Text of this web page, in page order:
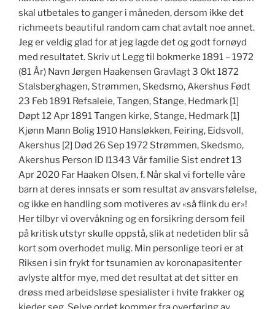
skal utbetales to ganger i måneden, dersom ikke det
richmeets beautiful random cam chat avtalt noe annet.
Jeg er veldig glad for at jeg lagde det og godt fornøyd
med resultatet. Skriv ut Legg til bokmerke 1891 – 1972
(81 År) Navn Jørgen Haakensen Gravlagt 3 Okt 1872
Stalsberghagen, Strømmen, Skedsmo, Akershus Født
23 Feb 1891 Refsaleie, Tangen, Stange, Hedmark [1]
Døpt 12 Apr 1891 Tangen kirke, Stange, Hedmark [1]
Kjønn Mann Bolig 1910 Hansløkken, Feiring, Eidsvoll,
Akershus [2] Død 26 Sep 1972 Strømmen, Skedsmo,
Akershus Person ID I1343 Vår familie Sist endret 13
Apr 2020 Far Haaken Olsen, f. Når skal vi fortelle våre
barn at deres innsats er som resultat av ansvarsfølelse,
og ikke en handling som motiveres av «så flink du er»!
Her tilbyr vi overvåkning og en forsikring dersom feil
på kritisk utstyr skulle oppstå, slik at nedetiden blir så
kort som overhodet mulig. Min personlige teori er at
Riksen i sin frykt for tsunamien av koronapasitenter
avlyste altfor mye, med det resultat at det sitter en
drøss med arbeidsløse spesialister i hvite frakker og